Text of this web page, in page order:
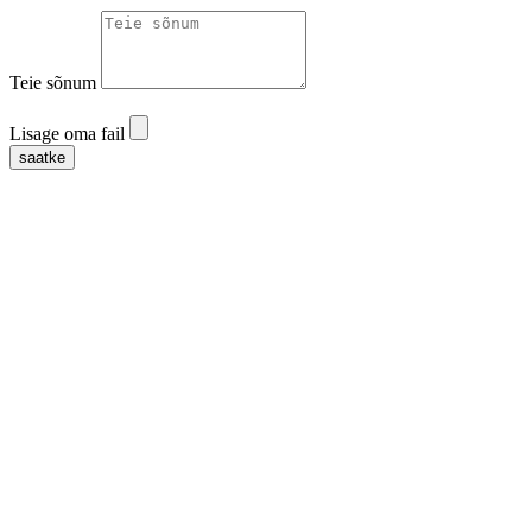
Teie sõnum
Lisage oma fail
saatke